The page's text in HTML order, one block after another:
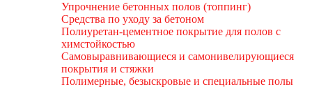
Упрочнение бетонных полов (топпинг)
Средства по уходу за бетоном
Полиуретан-цементное покрытие для полов с
химстойкостью
Самовыравнивающиеся и самонивелирующиеся
покрытия и стяжки
Полимерные, безыскровые и специальные полы